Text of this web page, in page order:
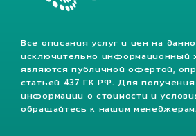
Все описания услуг и цен на
исключительно информационный
являются публичной офертой,
статьей 437 ГК РФ. Для
информации о стоимости и
обращайтесь к нашим